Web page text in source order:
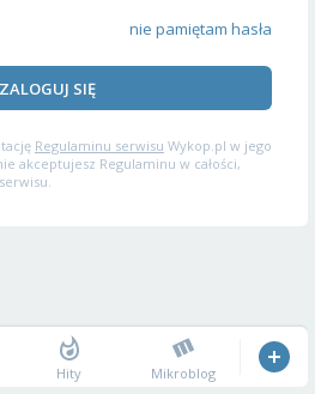
nie pamiętam hasła
ZALOGUJ SIĘ
Regulaminu serwisu Wykop.pl w jego
akceptujesz Regulaminu w całości,
Hity Mikroblog